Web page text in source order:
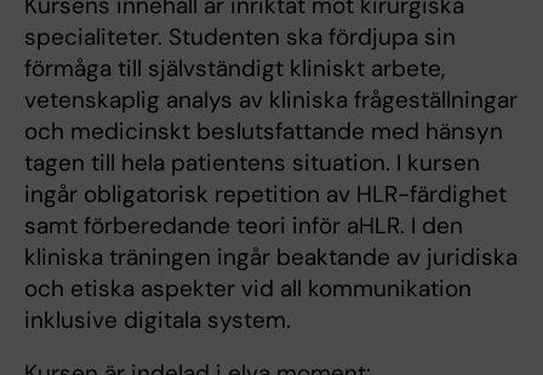
specialiteter. Studenten ska fördjupa sin
förmåga till självständigt kliniskt arbete,
vetenskaplig analys av kliniska frågeställningar
och medicinskt beslutsfattande med hänsyn
tagen till hela patientens situation. I kursen
ingår obligatorisk repetition av HLR-färdighet
samt förberedande teori inför aHLR. I den
kliniska träningen ingår beaktande av juridiska
och etiska aspekter vid all kommunikation
inklusive digitala system.